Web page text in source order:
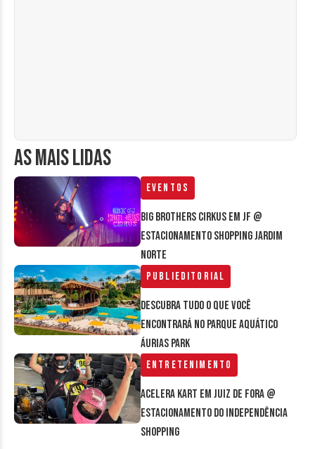
AS MAIS LIDAS
Eventos
Big Brothers Cirkus em JF @
estacionamento Shopping Jardim
Norte
Publieditorial
Descubra tudo o que você
encontrará no parque aquático
Áurias Park
Entretenimento
Acelera Kart em Juiz de Fora @
estacionamento do Independência
Shopping